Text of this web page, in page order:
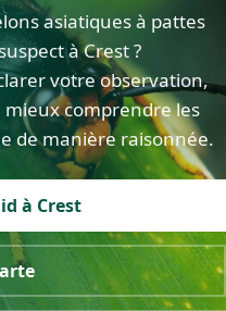
asiatiques à pattes
à Crest ?
votre observation,
mieux comprendre les
de manière raisonnée.
à Crest